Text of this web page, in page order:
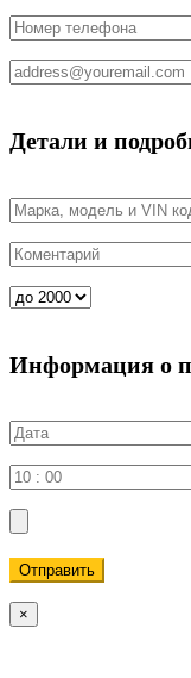
Детали и
Информация о
Отправить
×